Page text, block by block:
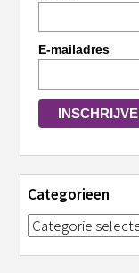
E-mailadres
Categorieen